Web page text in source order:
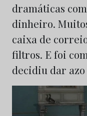
dramáticas
dinheiro.
caixa de
filtros. E foi
decidiu dar azo